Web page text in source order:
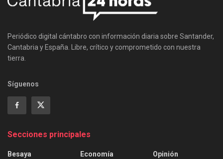
Periódico digital cántabro con información diaria sobre Santander,
Cantabria y España. Libre, crítico y comprometido con nuestra
tierra.
Síguenos
Secciones principales
Besaya
Economía
Opinión